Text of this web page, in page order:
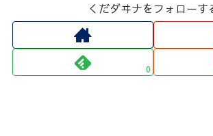
くだダヰナをフォローす
0